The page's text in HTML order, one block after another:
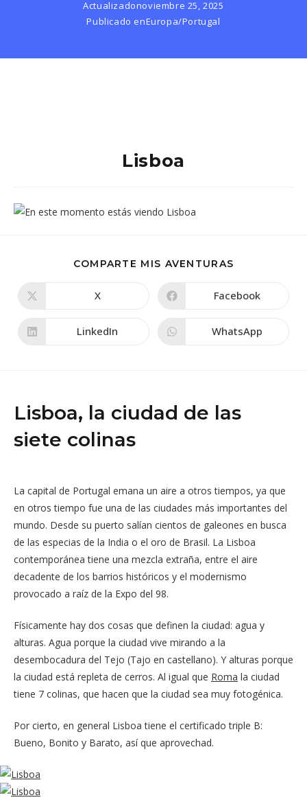
Actualizadonoviembre 25, 2025
Publicado enEuropa/Portugal
Lisboa
COMPARTE MIS AVENTURAS
CONTENIDO
una
nueva
X Se
una
nueva
Facebook
Se
LinkedIn Se
WhatsApp
Lisboa, la ciudad de las
siete colinas
La capital de Portugal emana un aire a otros tiempos, ya que
en otros tiempo fue una de las ciudades más importantes del
mundo. Desde su puerto salían cientos de galeones en busca
de las especias de la India o el oro de Brasil. La Lisboa
contemporánea tiene una mezcla extraña, entre el aire
decadente de los barrios históricos y el modernismo
provocado a raíz de la Expo del 98.
Físicamente hay dos cosas que definen la ciudad: agua y
alturas. Agua porque la ciudad vive mirando a la
desembocadura del Tejo (Tajo en castellano). Y alturas porque
la ciudad está repleta de cerros. Al igual que Roma la ciudad
tiene 7 colinas, que hacen que la ciudad sea muy fotogénica.
Por cierto, en general Lisboa tiene el certificado triple B:
Bueno, Bonito y Barato, así que aprovechad.